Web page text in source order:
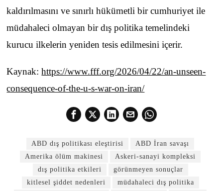
kaldırılmasını ve sınırlı hükümetli bir cumhuriyet ile
müdahaleci olmayan bir dış politika temelindeki
kurucu ilkelerin yeniden tesis edilmesini içerir.
Kaynak:https://www.fff.org/2026/04/22/an-unseen-
consequence-of-the-u-s-war-on-iran/
ABD dış politikası eleştirisi
ABD İran savaşı
Amerika ölüm makinesi
Askeri-sanayi kompleksi
dış politika etkileri
görünmeyen sonuçlar
kitlesel şiddet nedenleri
müdahaleci dış politika